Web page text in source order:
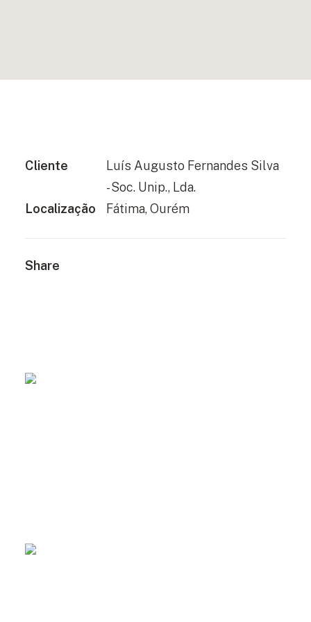
Cliente
Luís Augusto Fernandes Silva
- Soc. Unip., Lda.
Localização
Fátima, Ourém
Share